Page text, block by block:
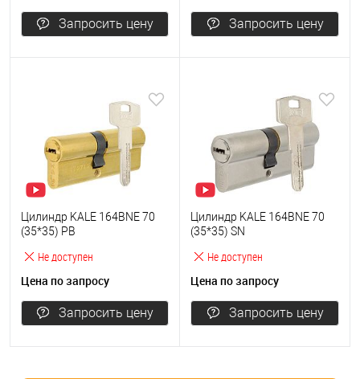
Запросить цену Запросить цену
Не доступен
Цилиндр KALE 164BNE 70
(35*35) PB
Цена по запросу
Запросить цену
Не доступен
Цилиндр KALE 164BNE 70
(35*35) SN
Цена по запросу
Запросить цену